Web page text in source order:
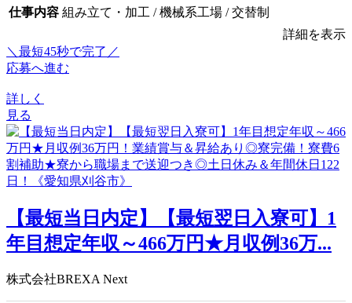
仕事内容 組み立て・加工 / 機械系工場 / 交替制
詳細を表示
＼最短45秒で完了／
応募へ進む
詳しく
見る
【最短当日内定】【最短翌日入寮可】1
年目想定年収～466万円★月収例36万...
株式会社BREXA Next